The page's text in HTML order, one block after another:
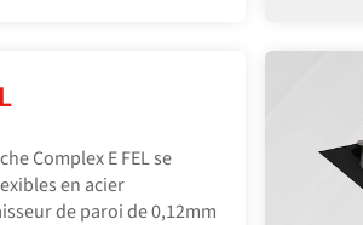
Complex E FEL se
en acier
de paroi de 0,12mm